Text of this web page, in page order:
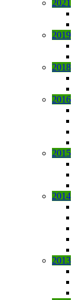
2021
2019
2018
2016
2015
2014
2013